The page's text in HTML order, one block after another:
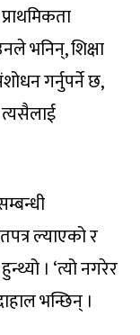
भनिन्, शिक्षा
गर्नुपर्ने छ,
ल्याएको र
। ‘त्यो नगरेर
भन्छिन् ।